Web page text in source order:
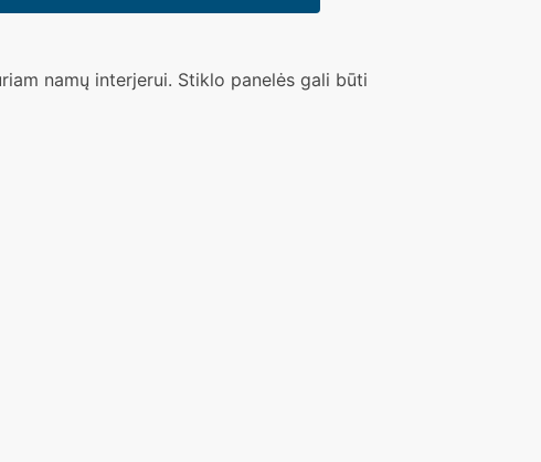
namų interjerui. Stiklo panelės gali būti